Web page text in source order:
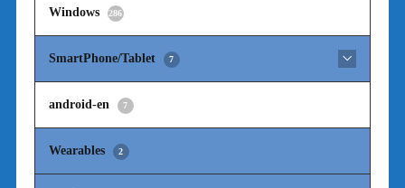
Windows 286
SmartPhone/Tablet 7
android-en 7
Wearables 2